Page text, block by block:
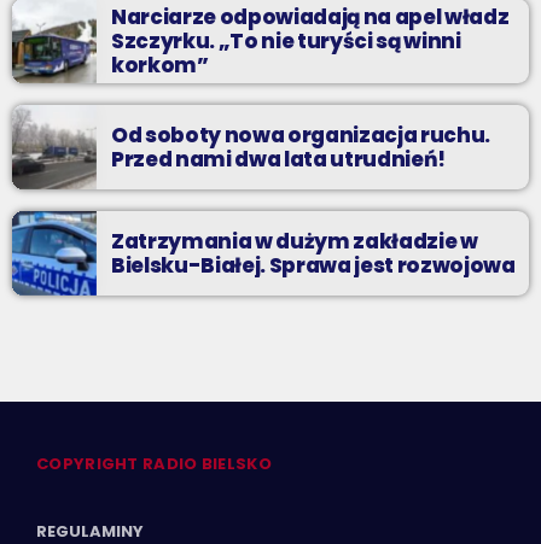
Narciarze odpowiadają na apel władz
Szczyrku. „To nie turyści są winni
korkom”
Od soboty nowa organizacja ruchu.
Przed nami dwa lata utrudnień!
Zatrzymania w dużym zakładzie w
Bielsku-Białej. Sprawa jest rozwojowa
COPYRIGHT RADIO BIELSKO
REGULAMINY